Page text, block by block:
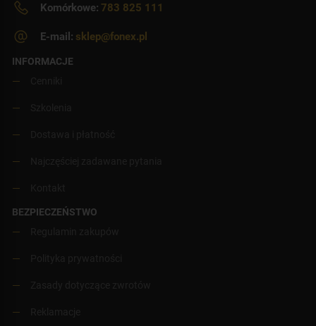
Komórkowe: 783 825 111
E-mail: sklep@fonex.pl
INFORMACJE
BEZPIECZEŃSTWO